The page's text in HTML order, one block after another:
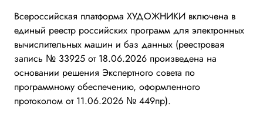
Всероссийская платформа ХУДОЖНИКИ включена в
единый реестр российских программ для электронных
вычислительных машин и баз данных (реестровая
запись № 33925 от 18.06.2026 произведена на
основании решения Экспертного совета по
программному обеспечению, оформленного
протоколом от 11.06.2026 № 449пр).